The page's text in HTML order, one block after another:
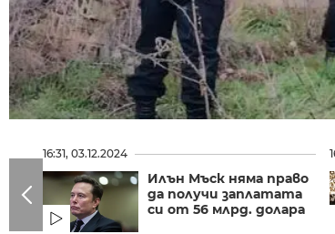
16:31, 03.12.2024
Илън Мъск няма право
да получи заплатата
си от 56 млрд. долара